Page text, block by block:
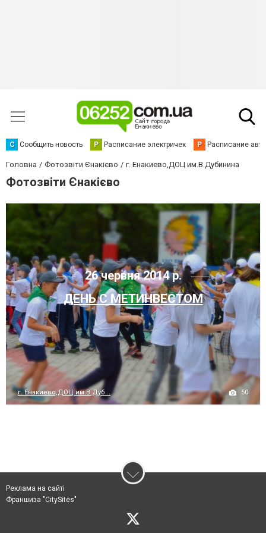
С Сообщить новость Р Расписание электричек Р Расписание
Головна Фотозвіти Єнакієво г. Енакиево,ДОЦ им.В.Дубинина
Фотозвіти Єнакієво
26 червня 2014 р.
ДЕНЬ С МЕТИНВЕСТОМ
г. Енакиево,ДОЦ им.В.Дуб... 50
Реклама на сайті
Франшиза "CitySites"